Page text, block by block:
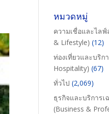
หมวดหมู่
ความเชื่อและไลฟ์
& Lifestyle) (12)
ท่องเที่ยวและบริก
Hospitality) (67)
ทั่วไป (2,069)
ธุรกิจและบริการเ
(Business &